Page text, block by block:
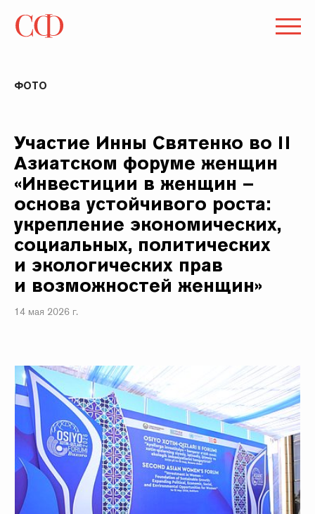
ФОТО
Участие Инны Святенко во II
Азиатском форуме женщин
«Инвестиции в женщин –
основа устойчивого роста:
укрепление экономических,
социальных, политических
и экологических прав
и возможностей женщин»
14 мая 2026 г.